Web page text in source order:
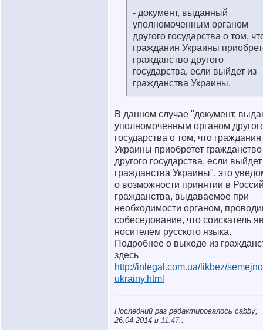
- документ, выданный
уполномоченным органом
другого государства о том,
гражданин Украины
гражданство другого
государства, если выйдет из
гражданства Украины.
В данном случае "документ,
уполномоченным органом
государства о том, что гражданин
Украины приобретет гражданство
другого государства, если
гражданства Украины", это
о возможности принятии в
гражданства, выдаваемое при
необходимости органом,
собеседование, что соискатель
носителем русского языка.
Подробнее о выходе из
здесь
http://inlegal.com.ua/likbez/
ukrainy.html
Последний раз редактировалось cabby;
26.04.2014 в 11:47..